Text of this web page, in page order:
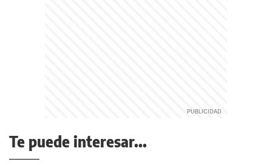
Te puede interesar...